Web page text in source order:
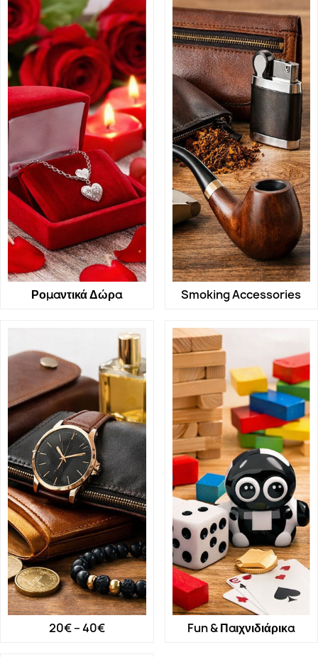
Ρομαντικά Δώρα Smoking Accessories
20€ – 40€ Fun & Παιχνιδιάρικα